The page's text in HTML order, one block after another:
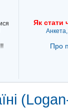
Як стати
Про